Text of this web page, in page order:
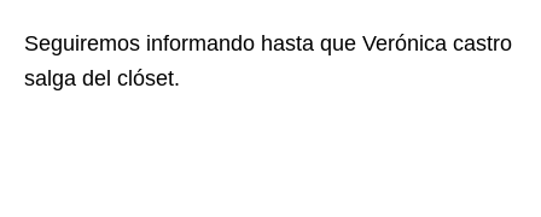
Seguiremos informando hasta que Verónica castro
salga del clóset.